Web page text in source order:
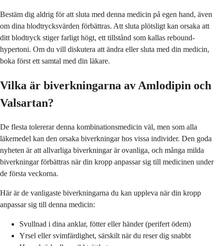
Bestäm dig aldrig för att sluta med denna medicin på egen hand, även
om dina blodtrycksvärden förbättras. Att sluta plötsligt kan orsaka att
ditt blodtryck stiger farligt högt, ett tillstånd som kallas rebound-
hypertoni. Om du vill diskutera att ändra eller sluta med din medicin,
boka först ett samtal med din läkare.
Vilka är biverkningarna av Amlodipin och
Valsartan?
De flesta tolererar denna kombinationsmedicin väl, men som alla
läkemedel kan den orsaka biverkningar hos vissa individer. Den goda
nyheten är att allvarliga biverkningar är ovanliga, och många milda
biverkningar förbättras när din kropp anpassar sig till medicinen under
de första veckorna.
Här är de vanligaste biverkningarna du kan uppleva när din kropp
anpassar sig till denna medicin:
Svullnad i dina anklar, fötter eller händer (perifert ödem)
Yrsel eller svimfärdighet, särskilt när du reser dig snabbt